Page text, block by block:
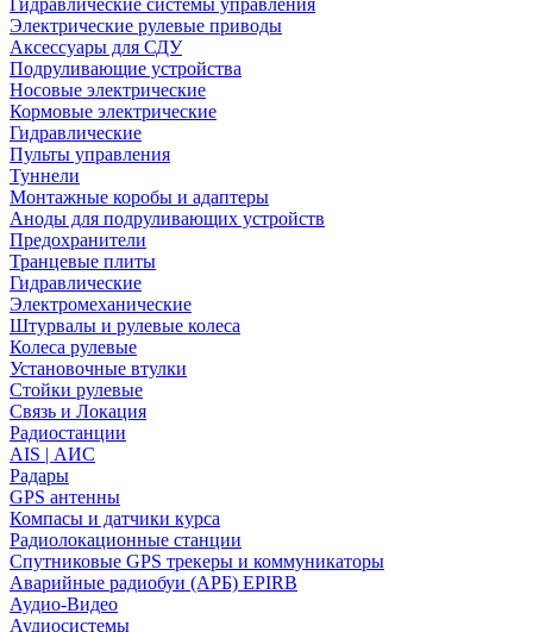
Гидравлические системы управления
Электрические рулевые приводы
Аксессуары для СДУ
Подруливающие устройства
Носовые электрические
Кормовые электрические
Гидравлические
Пульты управления
Туннели
Монтажные коробы и адаптеры
Аноды для подруливающих устройств
Предохранители
Транцевые плиты
Гидравлические
Электромеханические
Штурвалы и рулевые колеса
Колеса рулевые
Установочные втулки
Стойки рулевые
Связь и Локация
Радиостанции
AIS | АИС
Радары
GPS антенны
Компасы и датчики курса
Радиолокационные станции
Спутниковые GPS трекеры и коммуникаторы
Аварийные радиобуи (АРБ) EPIRB
Аудио-Видео
Аудиосистемы